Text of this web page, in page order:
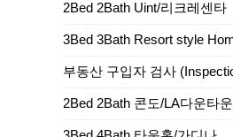
2Bed 2Bath Uint/리크레센타
2Bed 2Bath 콘도/LA다운타운